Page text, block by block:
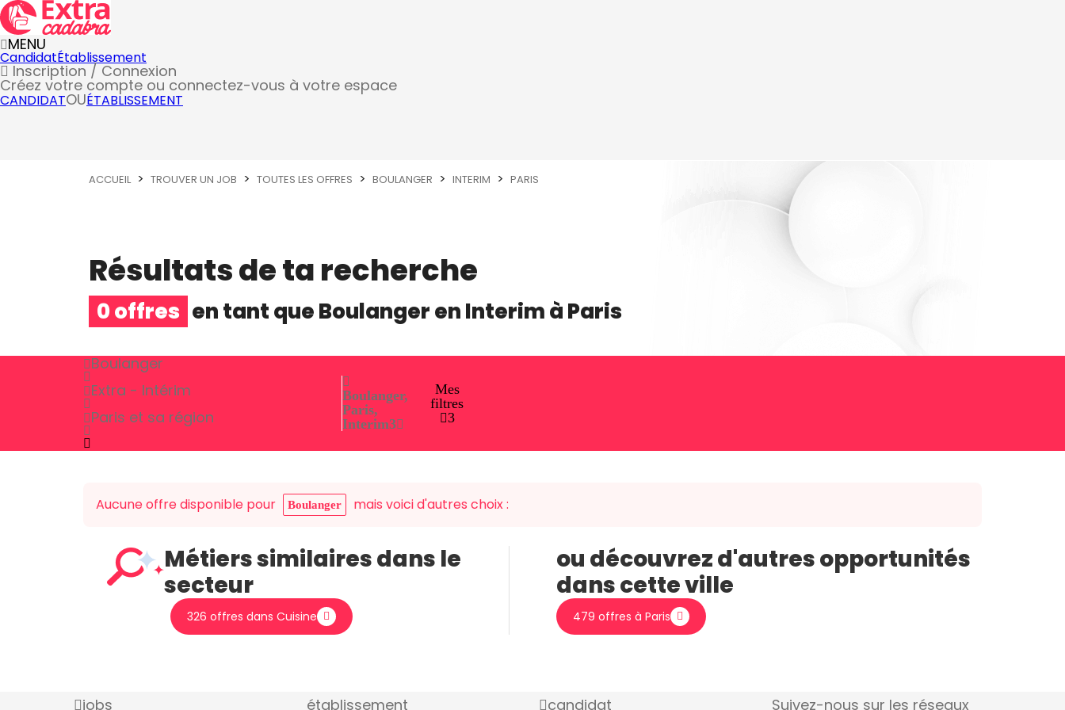
MENU
CandidatÉtablissement
Inscription / Connexion
Créez votre compte ou connectez-vous à votre espace
CANDIDATOUÉTABLISSEMENT
ACCUEIL TROUVER UN JOB TOUTES LES OFFRES BOULANGER INTERIM PARIS
Résultats de ta recherche
0 offres en tant queBoulangerenInterimàParis
Boulanger
Extra - Intérim
Paris et sa région
Boulanger,
Paris,
Interim3
Mes
filtres
3
Aucune offre disponible pour Boulanger mais voici d'autres choix :
Métiers similaires dans le
secteur
326 offres dans Cuisine
ou découvrez d'autres opportunités
dans cette ville
479 offres à Paris
jobs établissement candidat Suivez-nous sur les réseaux